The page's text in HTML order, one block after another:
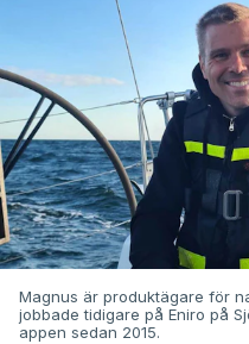
Magnus är produktägare för
jobbade tidigare på Eniro på
appen sedan 2015.